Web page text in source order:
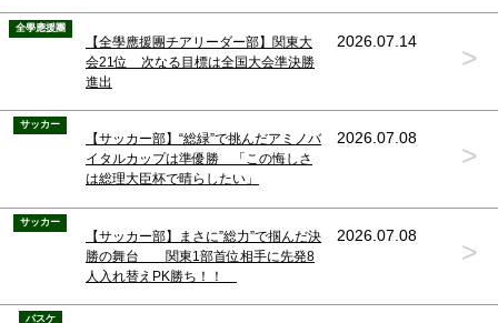
全學應援團
【全學應援團チアリーダー部】関東大
会21位 次なる目標は全国大会準決勝
進出
2026.07.14
>
サッカー
【サッカー部】“総緑”で挑んだアミノバ
イタルカップは準優勝 「この悔しさ
は総理大臣杯で晴らしたい」
2026.07.08
>
サッカー
【サッカー部】まさに”総力”で掴んだ決
勝の舞台 関東1部首位相手に先発8
人入れ替えPK勝ち！！
2026.07.08
>
バスケ